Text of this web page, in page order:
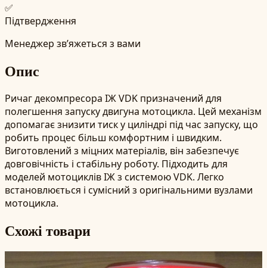
✅
Підтвердження
Менеджер зв’яжеться з вами
Опис
Ричаг декомпресора ІЖ VDK призначений для
полегшення запуску двигуна мотоцикла. Цей механізм
допомагає знизити тиск у циліндрі під час запуску, що
робить процес більш комфортним і швидким.
Виготовлений з міцних матеріалів, він забезпечує
довговічність і стабільну роботу. Підходить для
моделей мотоциклів ІЖ з системою VDK. Легко
встановлюється і сумісний з оригінальними вузлами
мотоцикла.
Схожі товари